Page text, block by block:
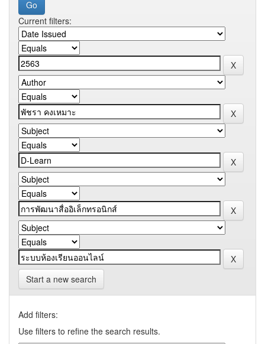
Current filters:
Start a new search
Add filters:
Use filters to refine the search results.